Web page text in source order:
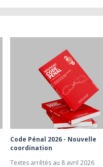
Code Pénal 2026 - Nouvelle
coordination
Textes arrêtés au 8 avril 2026